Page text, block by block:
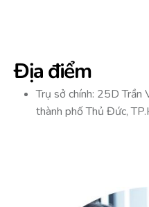
Địa điểm
Trụ sở chính: 25D Trần
thành phố Thủ Đức,